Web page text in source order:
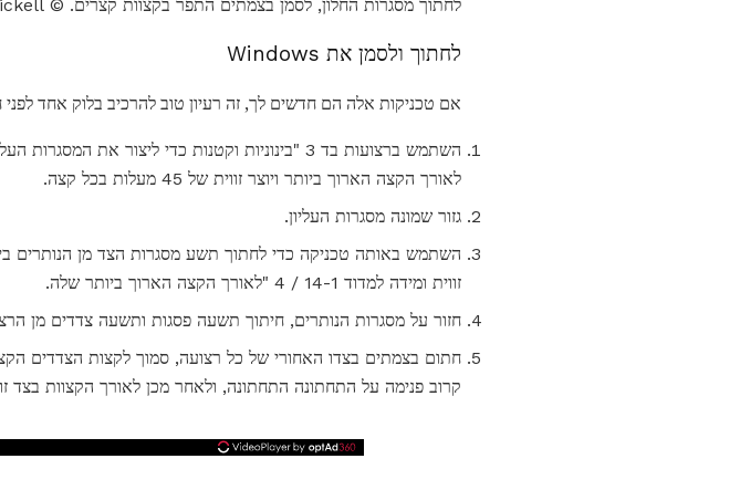
לחתוך מסגרות החלון, לסמן בצמתים התפר בקצוות קצרים. © Janet Wickell
לחתוך ולסמן את Windows
אם טכניקות אלה הם חדשים לך, זה רעיון טוב להרכיב בלוק אחד
לאורך הקצה הארוך ביותר ויוצר זווית של 45 מעלות בכל קצה.
גזור שמונה מסגרות העליון.
זווית ומידה למדוד 14-1 / 4 "לאורך הקצה הארוך ביותר שלה.
חזור על מסגרות הנותרים, חיתוך תשעה פסגות ותשעה צדדים מן
קרוב פנימה על התחתונה התחתונה, ולאחר מכן לאורך הקצוות בצד